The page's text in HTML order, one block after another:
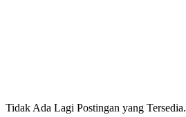
Tidak Ada Lagi Postingan yang Tersedia.